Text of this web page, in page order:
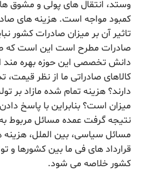
وستد، انتقال های پولی و مشوق
کمبود مواجه است. هزینه های
تاثیر آن بر میزان صادرات کشور
صادرات مطرح است این است که
دانش تخصصی این حوزه بهره مند
کالاهای صادراتی ما از نظر
دارند؟ هزینه تمام شده مازاد بر
میزان است؟ بنابراین با پاسخ
نتیجه گرفت عمده مسائل مربوط
مسائل سیاسی، بین الملل،
قرارداد های فی ما بین کشورها و
کشور خلاصه می شود.